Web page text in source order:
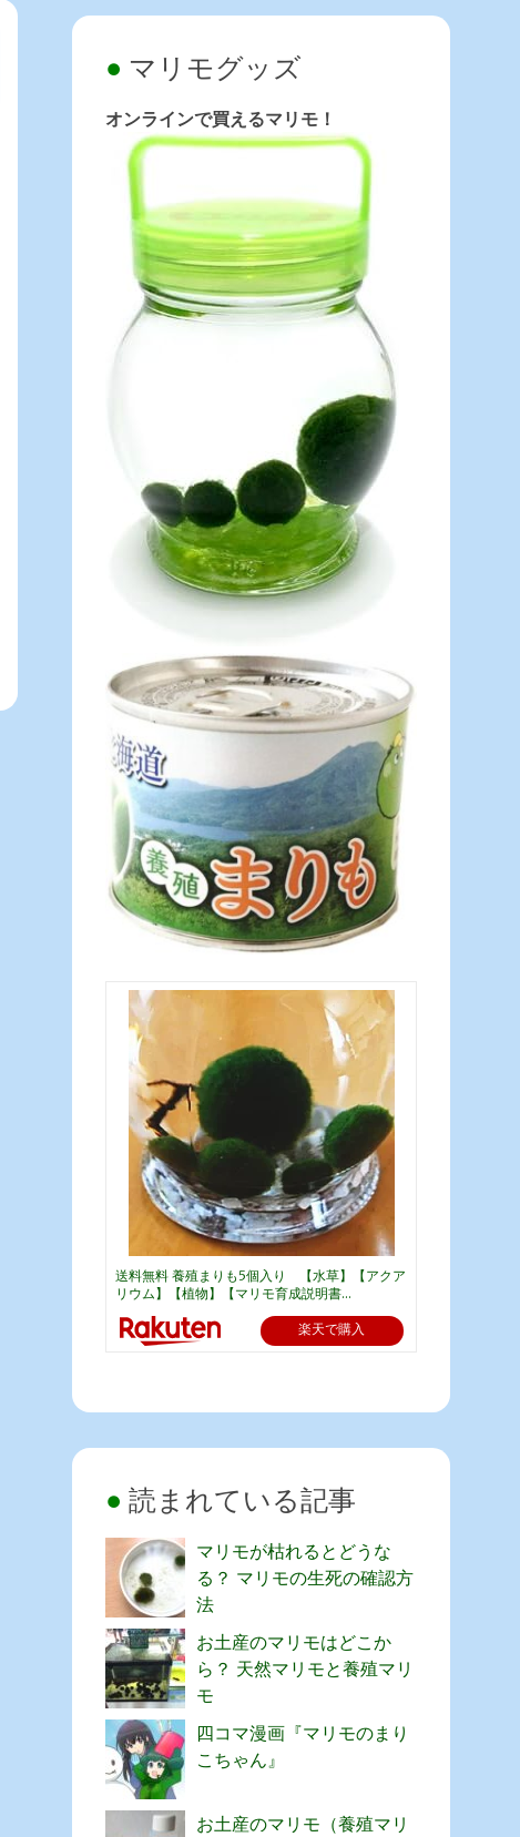
マリモグッズ
オンラインで買えるマリモ！
送料無料 養殖まりも5個入り 【水草】【アクア
リウム】【植物】【マリモ育成説明書...
楽天で購入
読まれている記事
マリモが枯れるとどうな
る？ マリモの生死の確認方
法
お土産のマリモはどこか
ら？ 天然マリモと養殖マリ
モ
四コマ漫画『マリモのまり
こちゃん』
お土産のマリモ（養殖マリ